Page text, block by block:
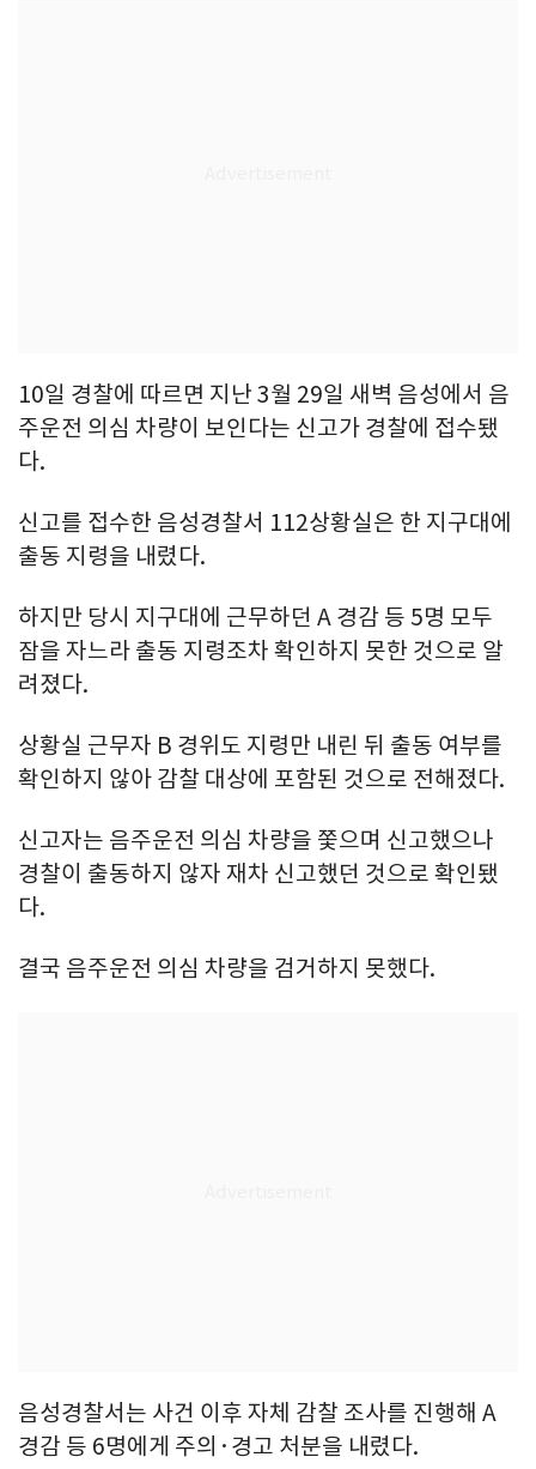
10일 경찰에 따르면 지난 3월 29일 새벽 음성에서 음
주운전 의심 차량이 보인다는 신고가 경찰에 접수됐
다.
신고를 접수한 음성경찰서 112상황실은 한 지구대에
출동 지령을 내렸다.
하지만 당시 지구대에 근무하던 A 경감 등 5명 모두
잠을 자느라 출동 지령조차 확인하지 못한 것으로 알
려졌다.
상황실 근무자 B 경위도 지령만 내린 뒤 출동 여부를
확인하지 않아 감찰 대상에 포함된 것으로 전해졌다.
신고자는 음주운전 의심 차량을 쫓으며 신고했으나
경찰이 출동하지 않자 재차 신고했던 것으로 확인됐
다.
결국 음주운전 의심 차량을 검거하지 못했다.
음성경찰서는 사건 이후 자체 감찰 조사를 진행해 A
경감 등 6명에게 주의·경고 처분을 내렸다.